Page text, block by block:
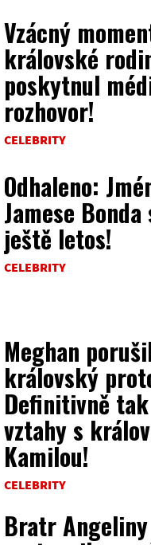
Vzácný
královské
poskytnul
rozhovor!
CELEBRITY
Odhaleno:
Jamese
ještě letos!
CELEBRITY
Meghan
královský
Definitivně
vztahy s
Kamilou!
CELEBRITY
Bratr